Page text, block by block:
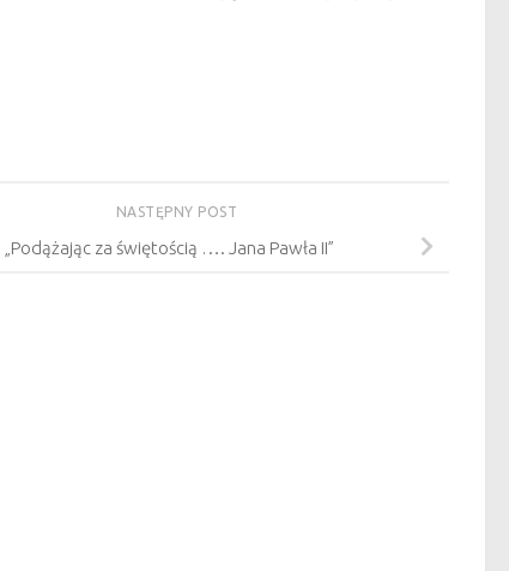
NASTĘPNY POST
„Podążając za świętością …. Jana Pawła II”